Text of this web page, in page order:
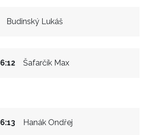
Budinský Lukáš
Šafarčík Max
6:12
Hanák Ondřej
6:13